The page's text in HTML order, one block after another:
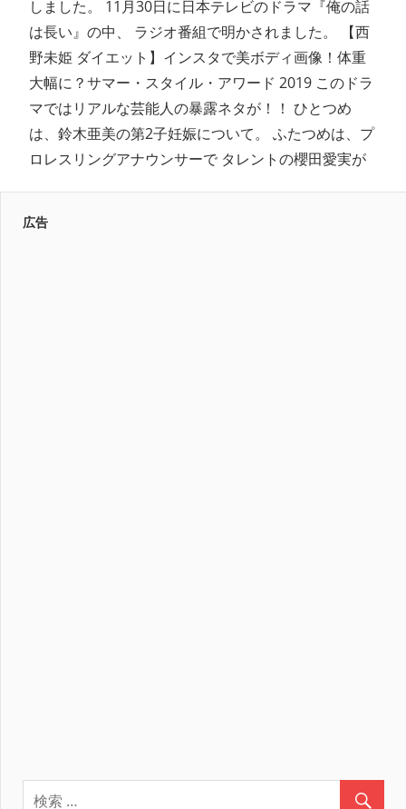
しました。 11月30日に日本テレビのドラマ『俺の話
は長い』の中、 ラジオ番組で明かされました。 【西
野未姫 ダイエット】インスタで美ボディ画像！体重
大幅に？サマー・スタイル・アワード 2019 このドラ
マではリアルな芸能人の暴露ネタが！！ ひとつめ
は、鈴木亜美の第2子妊娠について。 ふたつめは、プ
ロレスリングアナウンサーで タレントの櫻田愛実が
広告